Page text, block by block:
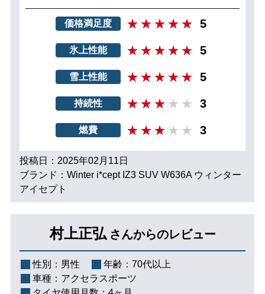
価格満足度 5
氷上性能 5
雪上性能 5
持続性 3
燃費 3
投稿日：2025年02月11日
ブランド：Winter i*cept IZ3 SUV W636A ウィンター
アイセプト
村上正弘 さんからのレビュー
性別： 男性 年齢： 70代以上
車種： アクセラスポーツ